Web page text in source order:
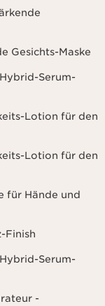
Gesichts-Maske
Serum-
Lotion für den
Lotion für den
für Hände und
Finish
Serum-
-